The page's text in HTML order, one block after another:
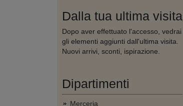
Dalla tua ultima visita
Dopo aver effettuato l'accesso, vedrai
gli elementi aggiunti dall'ultima visita.
Nuovi arrivi, sconti, ispirazione.
Dipartimenti
Merceria